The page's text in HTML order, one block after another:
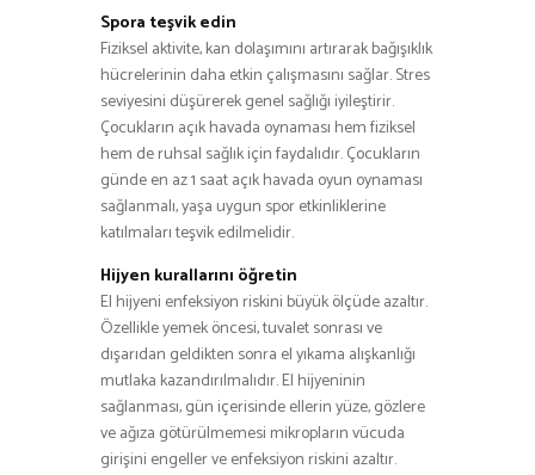
Spora teşvik edin
Fiziksel aktivite, kan dolaşımını artırarak bağışıklık
hücrelerinin daha etkin çalışmasını sağlar. Stres
seviyesini düşürerek genel sağlığı iyileştirir.
Çocukların açık havada oynaması hem fiziksel
hem de ruhsal sağlık için faydalıdır. Çocukların
günde en az 1 saat açık havada oyun oynaması
sağlanmalı, yaşa uygun spor etkinliklerine
katılmaları teşvik edilmelidir.
Hijyen kurallarını öğretin
El hijyeni enfeksiyon riskini büyük ölçüde azaltır.
Özellikle yemek öncesi, tuvalet sonrası ve
dışarıdan geldikten sonra el yıkama alışkanlığı
mutlaka kazandırılmalıdır. El hijyeninin
sağlanması, gün içerisinde ellerin yüze, gözlere
ve ağıza götürülmemesi mikropların vücuda
girişini engeller ve enfeksiyon riskini azaltır.